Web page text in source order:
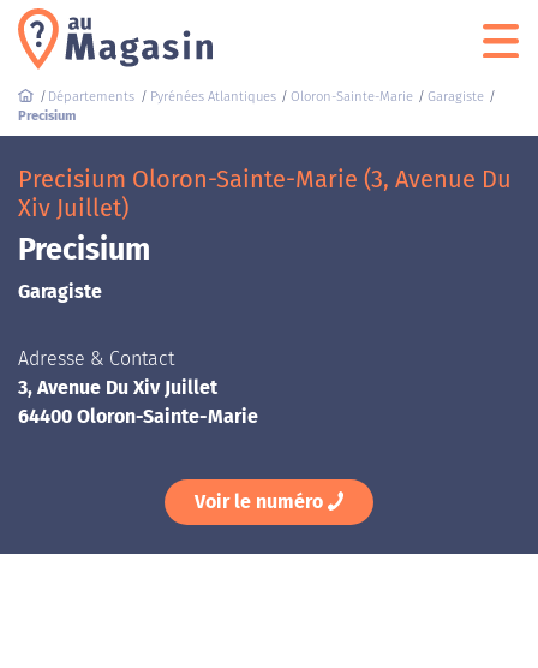
Départements Pyrénées Atlantiques Oloron-Sainte-Marie
Garagiste
Precisium
Precisium Oloron-Sainte-Marie (3, Avenue Du
Xiv Juillet)
Precisium
Garagiste
Adresse & Contact
3, Avenue Du Xiv Juillet
64400 Oloron-Sainte-Marie
Voir le numéro